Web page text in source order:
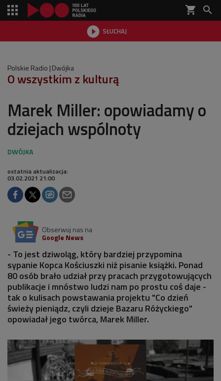
shopping_cart 
 SŁUCHAJ

Polskie Radio Dwójka
O wszystkim z kulturą
Marek Miller: opowiadamy o
dziejach wspólnoty
ostatnia aktualizacja:
03.02.2021 21:00
Obserwuj nas na
Google News
- To jest dziwoląg, który bardziej przypomina
sypanie Kopca Kościuszki niż pisanie książki. Ponad
80 osób brało udział przy pracach przygotowujących
publikacje i mnóstwo ludzi nam po prostu coś daje -
tak o kulisach powstawania projektu "Co dzień
świeży pieniądz, czyli dzieje Bazaru Różyckiego"
opowiadał jego twórca, Marek Miller.